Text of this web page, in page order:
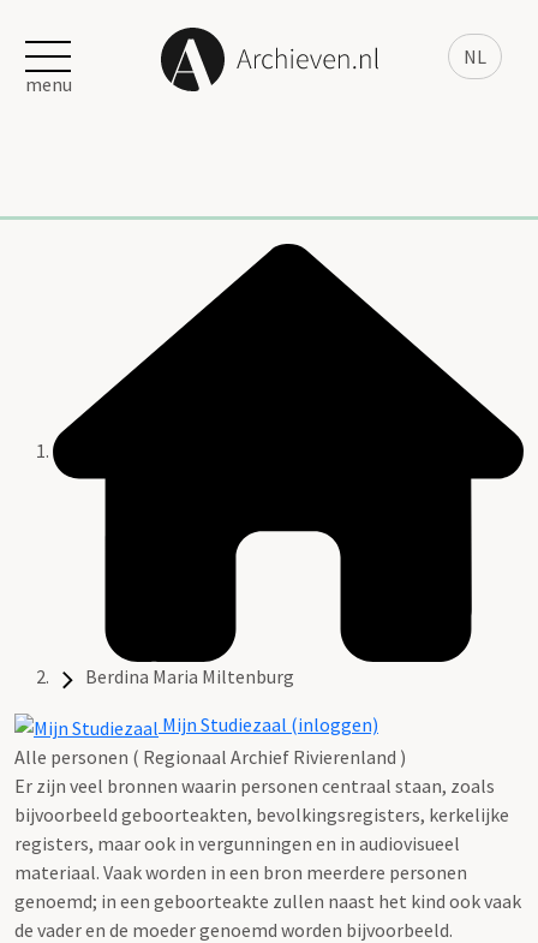
NL
menu
Berdina Maria Miltenburg
Mijn Studiezaal (inloggen)
Alle personen ( Regionaal Archief Rivierenland )
Er zijn veel bronnen waarin personen centraal staan, zoals
bijvoorbeeld geboorteakten, bevolkingsregisters, kerkelijke
registers, maar ook in vergunningen en in audiovisueel
materiaal. Vaak worden in een bron meerdere personen
genoemd; in een geboorteakte zullen naast het kind ook vaak
de vader en de moeder genoemd worden bijvoorbeeld.